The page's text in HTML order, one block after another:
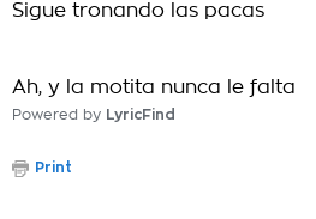
Sigue tronando las pacas
Ah, y la motita nunca le falta
Powered by LyricFind
Print